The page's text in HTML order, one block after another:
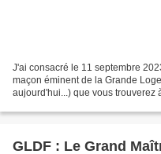
J'ai consacré le 11 septembre
maçon éminent de la Grande
aujourd'hui...) que vous trouverez
GLDF : Le Grand